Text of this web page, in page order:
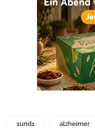
1und1 alzheimer